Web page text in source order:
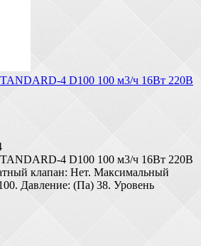
4 D100 100 м3/ч 16Вт 220В
4 D100 100 м3/ч 16Вт 220В
клапан: Нет. Максимальный
Давление: (Па) 38. Уровень